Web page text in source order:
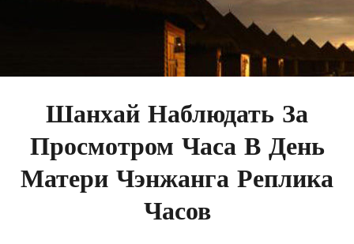
Шанхай Наблюдать За
Просмотром Часа В День
Матери Чэнжанга Реплика
Часов